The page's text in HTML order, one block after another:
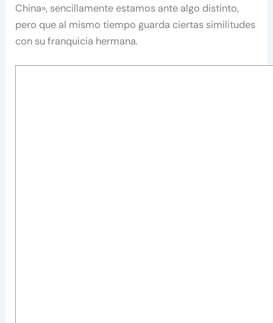
China», sencillamente estamos ante algo distinto,
pero que al mismo tiempo guarda ciertas similitudes
con su franquicia hermana.